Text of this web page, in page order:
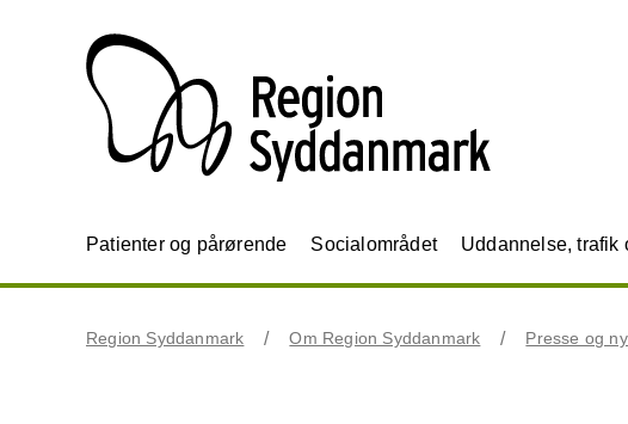
Patienter og pårørende Socialområdet Uddannelse, trafik
Region Syddanmark Om Region Syddanmark Presse og